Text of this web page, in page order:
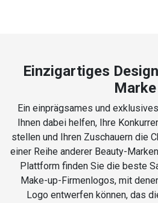
Einzigartiges
Marke
Ein einprägsames und
Ihnen dabei helfen, Ihre
stellen und Ihren Zuschauern die
einer Reihe anderer Beauty-
Plattform finden Sie die beste
Make-up-Firmenlogos, mit
Logo entwerfen können, das